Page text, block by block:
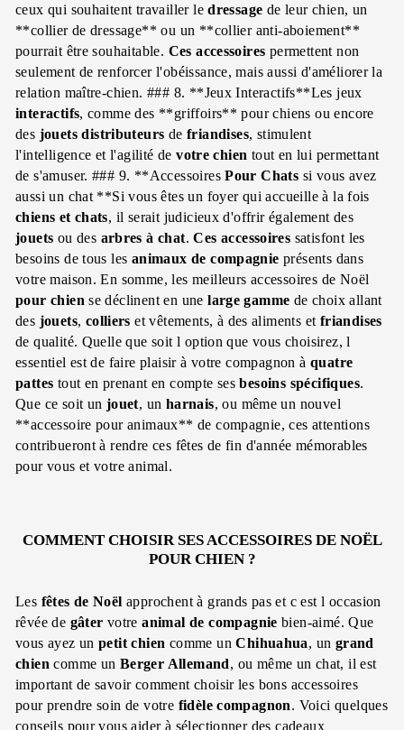
ceux qui souhaitent travailler ledressage de leur chien, un
**collier de dressage** ou un **collier anti-aboiement**
pourrait être souhaitable. Ces accessoires permettent non
seulement de renforcer l'obéissance, mais aussi d'améliorer la
relation maître-chien. ### 8. **Jeux Interactifs**Les jeux
interactifs, comme des **griffoirs** pour chiens ou encore
des jouets distributeurs defriandises, stimulent
l'intelligence et l'agilité devotre chien tout en lui permettant
de s'amuser. ### 9. **AccessoiresPour Chats si vous avez
aussi un chat **Si vous êtes un foyer qui accueille à la fois
chiens et chats, il serait judicieux d'offrir également des
jouets ou des arbres à chat.Ces accessoires satisfont les
besoins de tous les animaux de compagnie présents dans
votre maison. En somme, les meilleurs accessoires de Noël
pour chien se déclinent en unelarge gamme de choix allant
des jouets, colliers et vêtements, à des aliments et friandises
de qualité. Quelle que soit l option que vous choisirez, l
essentiel est de faire plaisir à votre compagnon à quatre
pattes tout en prenant en compte sesbesoins spécifiques.
Que ce soit un jouet, un harnais, ou même un nouvel
**accessoire pour animaux** de compagnie, ces attentions
contribueront à rendre ces fêtes de fin d'année mémorables
pour vous et votre animal.
COMMENT CHOISIR SES ACCESSOIRES DE NOËL
POUR CHIEN ?
Les fêtes de Noël approchent à grands pas et c est l occasion
rêvée de gâter votreanimal de compagnie bien-aimé. Que
vous ayez unpetit chien comme unChihuahua, un grand
chien comme un Berger Allemand, ou même un chat, il est
important de savoir comment choisir les bons accessoires
pour prendre soin de votre fidèle compagnon. Voici quelques
conseils pour vous aider à sélectionner des cadeaux